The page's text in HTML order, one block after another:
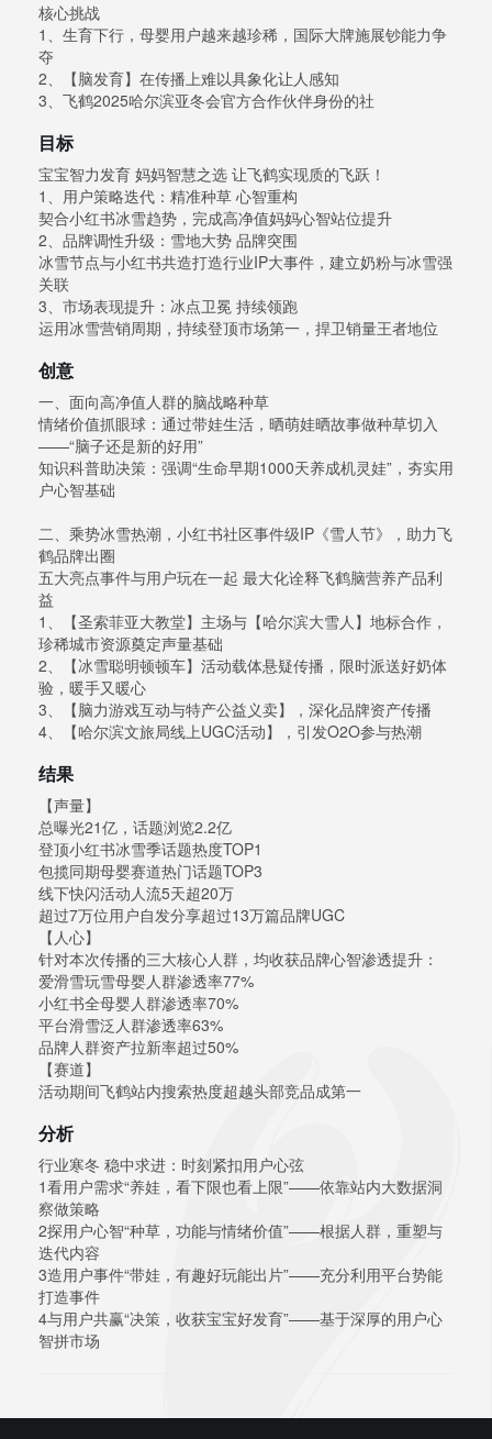
核心挑战
1、生育下行，母婴用户越来越珍稀，国际大牌施展钞能力争
夺
2、【脑发育】在传播上难以具象化让人感知
3、飞鹤2025哈尔滨亚冬会官方合作伙伴身份的社
目标
宝宝智力发育 妈妈智慧之选 让飞鹤实现质的飞跃！
1、用户策略迭代：精准种草 心智重构
契合小红书冰雪趋势，完成高净值妈妈心智站位提升
2、品牌调性升级：雪地大势 品牌突围
冰雪节点与小红书共造打造行业IP大事件，建立奶粉与冰雪强
关联
3、市场表现提升：冰点卫冕 持续领跑
运用冰雪营销周期，持续登顶市场第一，捍卫销量王者地位
创意
一、面向高净值人群的脑战略种草
情绪价值抓眼球：通过带娃生活，晒萌娃晒故事做种草切入
——“脑子还是新的好用”
知识科普助决策：强调“生命早期1000天养成机灵娃”，夯实用
户心智基础
二、乘势冰雪热潮，小红书社区事件级IP《雪人节》，助力飞
鹤品牌出圈
五大亮点事件与用户玩在一起 最大化诠释飞鹤脑营养产品利
益
1、【圣索菲亚大教堂】主场与【哈尔滨大雪人】地标合作，
珍稀城市资源奠定声量基础
2、【冰雪聪明顿顿车】活动载体悬疑传播，限时派送好奶体
验，暖手又暖心
3、【脑力游戏互动与特产公益义卖】，深化品牌资产传播
4、【哈尔滨文旅局线上UGC活动】，引发O2O参与热潮
结果
【声量】
总曝光21亿，话题浏览2.2亿
登顶小红书冰雪季话题热度TOP1
包揽同期母婴赛道热门话题TOP3
线下快闪活动人流5天超20万
超过7万位用户自发分享超过13万篇品牌UGC
【人心】
针对本次传播的三大核心人群，均收获品牌心智渗透提升：
爱滑雪玩雪母婴人群渗透率77%
小红书全母婴人群渗透率70%
平台滑雪泛人群渗透率63%
品牌人群资产拉新率超过50%
【赛道】
活动期间飞鹤站内搜索热度超越头部竞品成第一
分析
行业寒冬 稳中求进：时刻紧扣用户心弦
1看用户需求“养娃，看下限也看上限”——依靠站内大数据洞
察做策略
2探用户心智“种草，功能与情绪价值”——根据人群，重塑与
迭代内容
3造用户事件“带娃，有趣好玩能出片”——充分利用平台势能
打造事件
4与用户共赢“决策，收获宝宝好发育”——基于深厚的用户心
智拼市场